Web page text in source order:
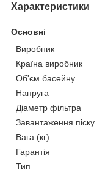
Характеристики
Основні
Виробник
Країна виробник
Об'єм басейну
Напруга
Діаметр фільтра
Завантаження піску
Вага (кг)
Гарантія
Тип